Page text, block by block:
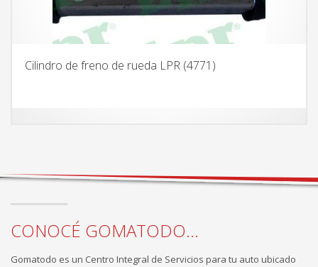
Cilindro de freno de rueda LPR (4771)
CONOCÉ GOMATODO...
Gomatodo es un Centro Integral de Servicios para tu auto ubicado